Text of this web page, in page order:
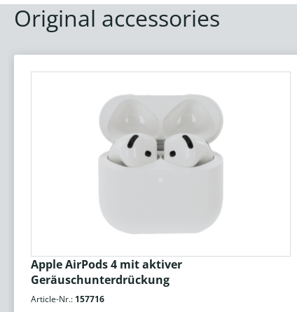
Original accessories
Apple AirPods 4 mit aktiver
Geräuschunterdrückung
Article-Nr.: 157716